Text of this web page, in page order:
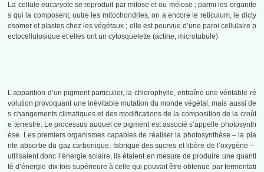
La cellule eucaryote se reproduit par mitose et ou méiose ; parmi les organite
s qui la composent, outre les mitochondries, on a encore le reticulum, le dicty
osomer et plastes chez les végétaux ; elle est pourvue d’une paroi cellulaire p
ectocellulosique et elles ont un cytosquelette (actine, microtubule)
L’apparition d’un pigment particulier, la chlorophylle, entraîne une véritable ré
volution provoquant une inévitable mutation du monde végétal, mais aussi de
s changements climatiques et des modifications de la composition de la croût
e terrestre. Le processus auquel ce pigment est associé s’appelle photosynth
èse. Les premiers organismes capables de réaliser la photosynthèse – la pla
nte absorbe du gaz carbonique, fabrique des sucres et libère de l’oxygène –
utilisaient donc l’énergie solaire, ils étaient en mesure de produire une quanti
té d’énergie dix fois supérieure à celle qui pouvait être obtenue par fermentati